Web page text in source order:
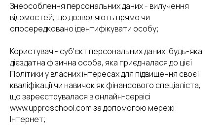
Знеособлення персональних даних - вилучення
відомостей, що дозволяють прямо чи
опосередковано ідентифікувати особу;
Користувач - суб'єкт персональних даних, будь-яка
дієздатна фізична особа, яка приєдналася до цієї
Політики у власних інтересах для підвищення своєї
кваліфікації чи навичок як фінансового спеціаліста,
що зареєструвалася в онлайн-сервісі
www.upproschool.com за допомогою мережі
Інтернет;